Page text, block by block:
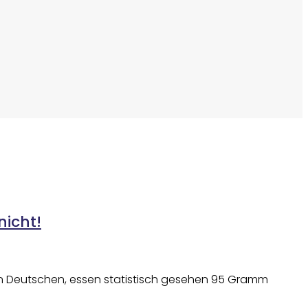
Deutschen, essen statistisch gesehen 95 Gramm